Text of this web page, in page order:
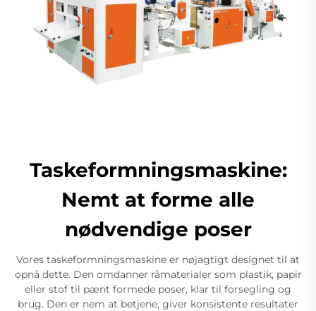
Taskeformningsmaskine:
Nemt at forme alle
nødvendige poser
Vores taskeformningsmaskine er nøjagtigt designet til at
opnå dette. Den omdanner råmaterialer som plastik, papir
eller stof til pænt formede poser, klar til forsegling og
brug. Den er nem at betjene, giver konsistente resultater